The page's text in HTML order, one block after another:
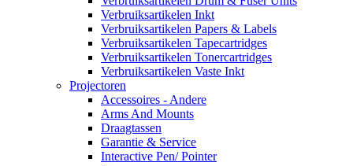
Verbruiksartikelen Inkt
Verbruiksartikelen Papers & Labels
Verbruiksartikelen Tapecartridges
Verbruiksartikelen Tonercartridges
Verbruiksartikelen Vaste Inkt
Projectoren
Accessoires - Andere
Arms And Mounts
Draagtassen
Garantie & Service
Interactive Pen/ Pointer